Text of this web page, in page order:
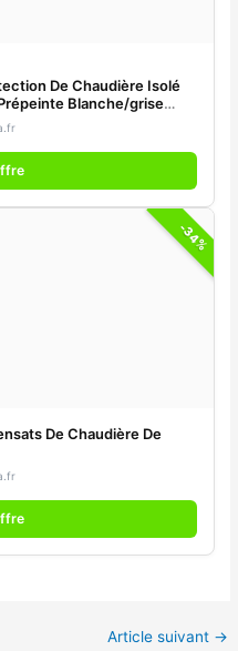
De Chaudière Isolé
Blanche/grise
-34%
De Chaudière De
Article suivant →